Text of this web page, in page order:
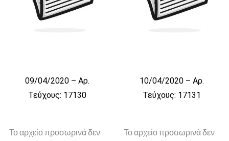
09/04/2020 – Αρ.
Τεύχους: 17130
10/04/2020 – Αρ.
Τεύχους: 17131
Το αρχείο προσωρινά δεν
Το αρχείο προσωρινά δεν